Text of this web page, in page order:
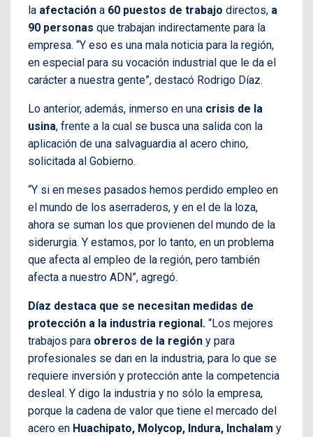
la afectación a 60 puestos de trabajo directos, a
90 personas que trabajan indirectamente para la
empresa. “Y eso es una mala noticia para la región,
en especial para su vocación industrial que le da el
carácter a nuestra gente”, destacó Rodrigo Díaz.
Lo anterior, además, inmerso en una crisis de la
usina, frente a la cual se busca una salida con la
aplicación de una salvaguardia al acero chino,
solicitada al Gobierno.
“Y si en meses pasados hemos perdido empleo en
el mundo de los aserraderos, y en el de la loza,
ahora se suman los que provienen del mundo de la
siderurgia. Y estamos, por lo tanto, en un problema
que afecta al empleo de la región, pero también
afecta a nuestro ADN”, agregó.
Díaz destaca que se necesitan medidas de
protección a la industria regional. “Los mejores
trabajos para obreros de la región y para
profesionales se dan en la industria, para lo que se
requiere inversión y protección ante la competencia
desleal. Y digo la industria y no sólo la empresa,
porque la cadena de valor que tiene el mercado del
acero en Huachipato, Molycop, Indura, Inchalam y